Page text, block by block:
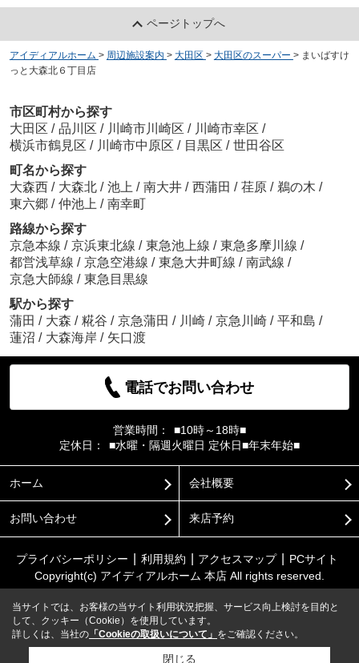
ページトップへ
アイディアルホーム > 周辺施設案内 > 大田区 > 大田区のスーパー > まいばすけ
っと大森北６丁目店
市区町村から探す
大田区 / 品川区 / 川崎市川崎区 / 川崎市幸区 /
横浜市鶴見区 / 川崎市中原区 / 目黒区 / 世田谷区
町名から探す
大森西 / 大森北 / 池上 / 南大井 / 西蒲田 / 荏原 / 鵜の木 /
東六郷 / 仲池上 / 南幸町
路線から探す
京急本線 / 京浜東北線 / 東急池上線 / 東急多摩川線 /
都営浅草線 / 京急空港線 / 東急大井町線 / 南武線 /
京急大師線 / 東急目黒線
駅から探す
蒲田 / 大森 / 糀谷 / 京急蒲田 / 川崎 / 京急川崎 / 平和島 /
蓮沼 / 大森海岸 / 矢口渡
電話でお問い合わせ
営業時間：
■10時～18時■
定休日：
■水曜・隔週火曜日 定休日■年末年始■
ホーム 会社概要
お問い合わせ 来店予約
プライバシーポリシー 利用規約 アクセスマップ
PCサイト
Copyright(c) アイディアルホーム 本店 All rights reserved.
当サイトでは、お客様の当サイト利用状況把握、サービス向上検討を目的と
して、クッキー（Cookie）を使用しています。
詳しくは、当社の 「Cookieの取扱いについて」 をご確認ください。
閉じる